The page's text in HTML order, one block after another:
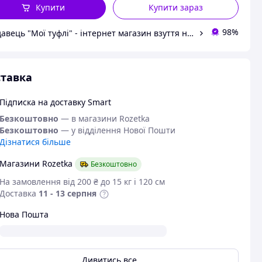
Купити зараз
Купити
Продавець "Мої туфлі" - інтернет магазин взуття на всі випадки життя. 98%
на доставку Smart
— в магазини Rozetka
— у відділення Нової Пошти
більше
Rozetka
Безкоштовно
замовлення від 200 ₴ до 15 кг і 120 см
11 - 13 серпня
Пошта